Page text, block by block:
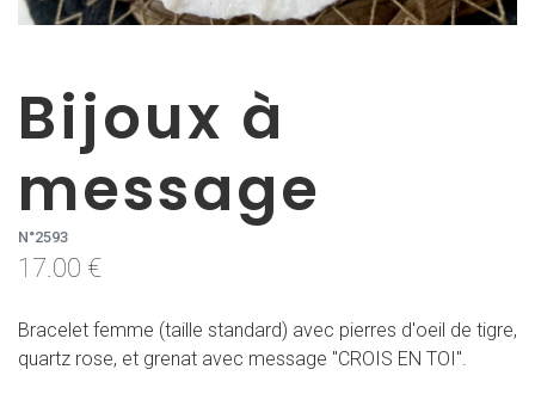
Bijoux à
message
N°2593
17.00 €
Bracelet femme (taille standard) avec pierres d'oeil de tigre,
quartz rose, et grenat avec message "CROIS EN TOI".